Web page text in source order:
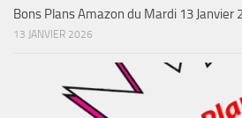
Bons Plans Amazon du Mardi 13 Janvier
13 JANVIER 2026